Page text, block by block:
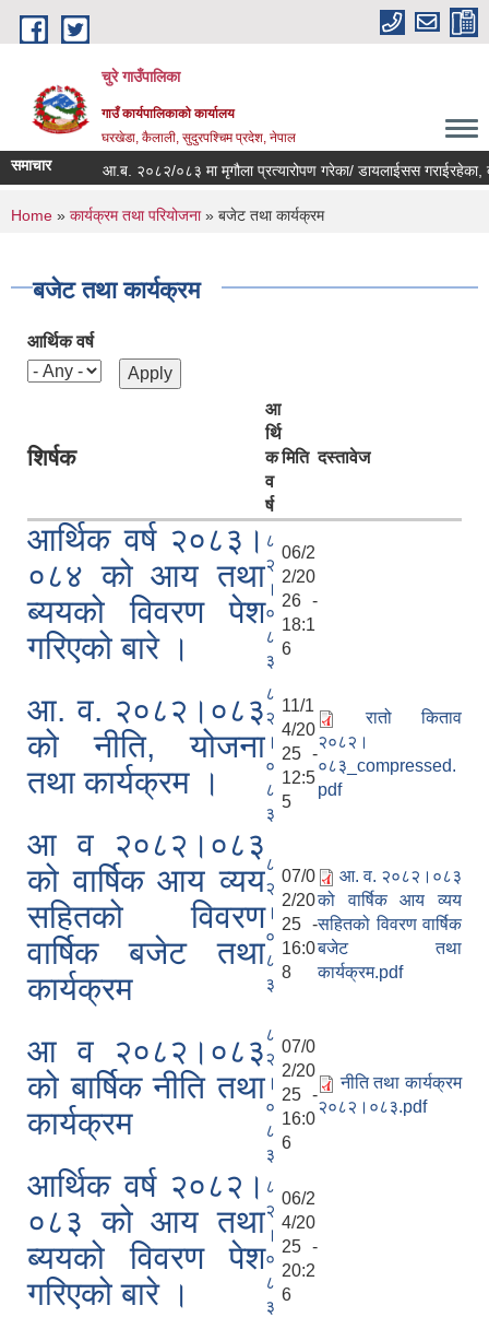
Skip to main content
चुरे गाउँपालिका
गाउँ कार्यपालिकाको कार्यालय
घरखेडा, कैलाली, सुदुरपश्चिम प्रदेश, नेपाल
समाचार आ.ब. २०८२/०८३ मा मृगौला प्रत्यारोपण गरेका/ डायलाईसस गराईरहेका,
You are here
Home » कार्यक्रम तथा परियोजना» बजेट तथा कार्यक्रम
बजेट तथा कार्यक्रम
आर्थिक वर्ष
शिर्षक
आ
र्थि
क
व
र्ष
मिति दस्तावेज
आर्थिक वर्ष २०८३।
०८४ को आय तथा
ब्ययको विवरण पेश
गरिएको बारे ।
८
२
।
०
८
३
06/2
2/20
26 -
18:1
6
आ. व. २०८२।०८३
को नीति, योजना
तथा कार्यक्रम ।
८
२
।
०
८
३
11/1
4/20
25 -
12:5
5
रातो किताव
२०८२।
०८३_compressed.
pdf
आ व २०८२।०८३
को वार्षिक आय व्यय
सहितको विवरण
वार्षिक बजेट तथा
कार्यक्रम
८
२
।
०
८
३
07/0
2/20
25 -
16:0
8
आ. व. २०८२।०८३
को वार्षिक आय व्यय
सहितको विवरण वार्षिक
बजेट तथा
कार्यक्रम.pdf
आ व २०८२।०८३
को बार्षिक नीति तथा
कार्यक्रम
८
२
।
०
८
३
07/0
2/20
25 -
16:0
6
नीति तथा कार्यक्रम
२०८२।०८३.pdf
आर्थिक वर्ष २०८२।
०८३ को आय तथा
ब्ययको विवरण पेश
गरिएको बारे ।
८
२
।
०
८
३
06/2
4/20
25 -
20:2
6